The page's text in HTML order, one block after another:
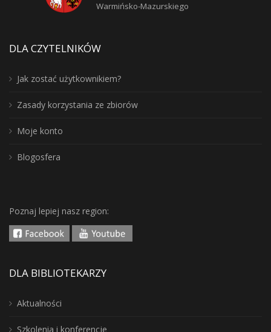
Warmińsko-Mazurskiego
DLA CZYTELNIKÓW
Jak zostać użytkownikiem?
Zasady korzystania ze zbiorów
Moje konto
Blogosfera
Poznaj lepiej nasz region:
DLA BIBLIOTEKARZY
Aktualności
Szkolenia i konferencje